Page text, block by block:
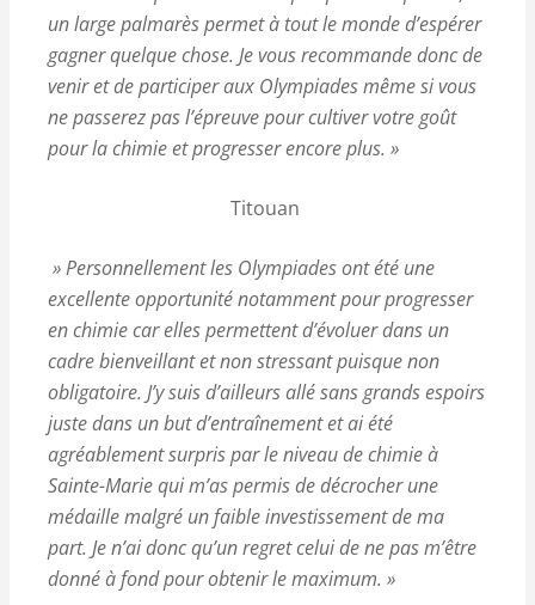
un large palmarès permet à tout le monde d’espérer
gagner quelque chose. Je vous recommande donc de
venir et de participer aux Olympiades même si vous
ne passerez pas l’épreuve pour cultiver votre goût
pour la chimie et progresser encore plus. »
Titouan
» Personnellement les Olympiades ont été une
excellente opportunité notamment pour progresser
en chimie car elles permettent d’évoluer dans un
cadre bienveillant et non stressant puisque non
obligatoire. J’y suis d’ailleurs allé sans grands espoirs
juste dans un but d’entraînement et ai été
agréablement surpris par le niveau de chimie à
Sainte-Marie qui m’as permis de décrocher une
médaille malgré un faible investissement de ma
part. Je n’ai donc qu’un regret celui de ne pas m’être
donné à fond pour obtenir le maximum. »